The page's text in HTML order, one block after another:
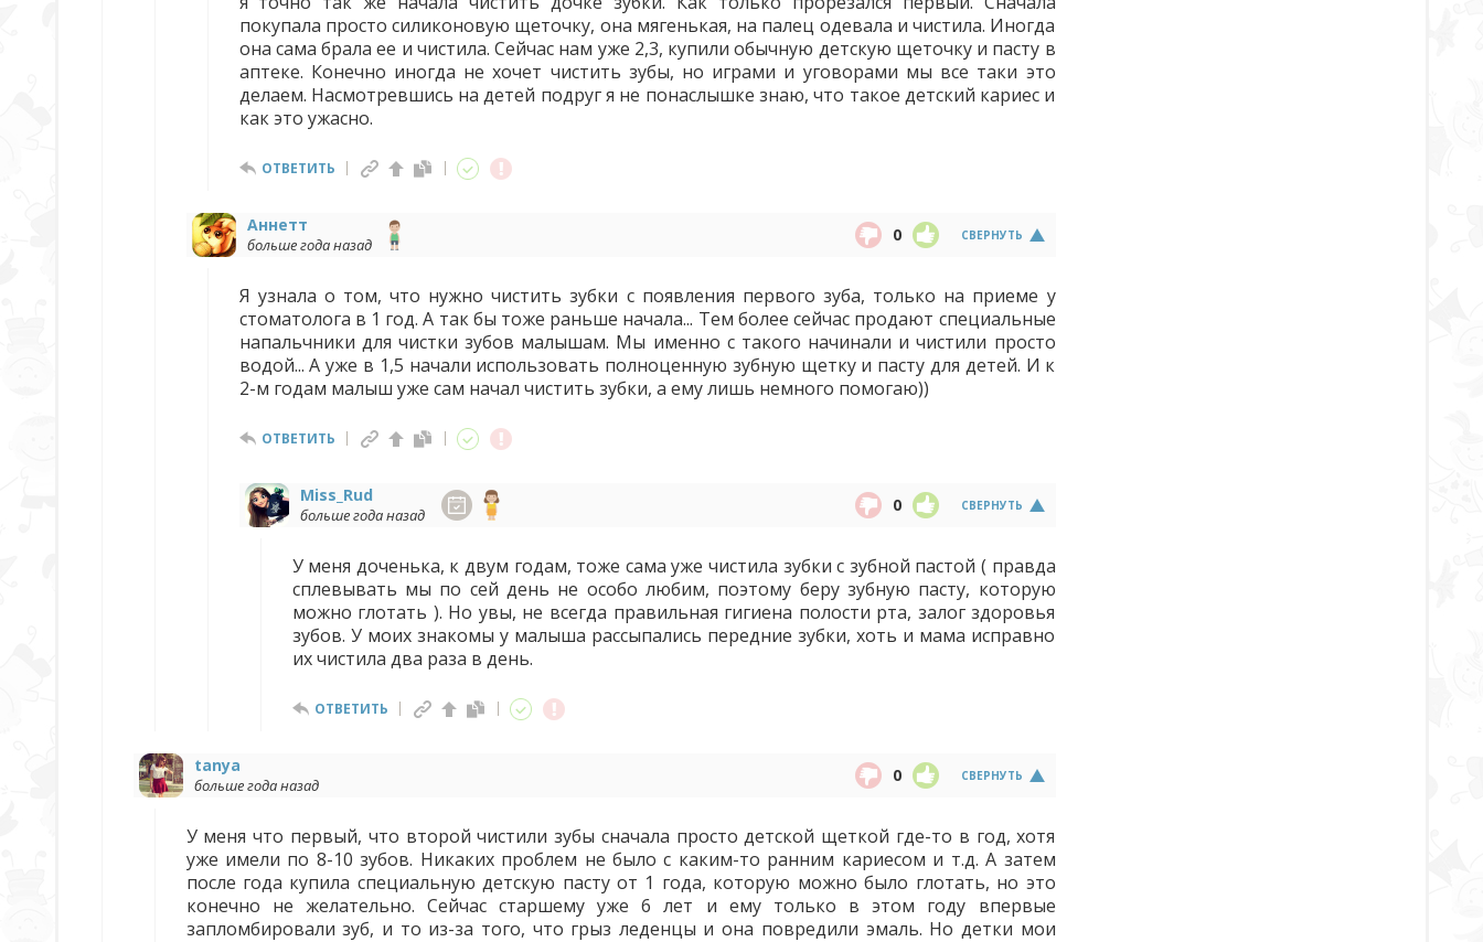
покупала просто силиконовую щеточку, она мягенькая, на палец одевала и чистила. Иногда
она сама брала ее и чистила. Сейчас нам уже 2,3, купили обычную детскую щеточку и пасту в
аптеке. Конечно иногда не хочет чистить зубы, но играми и уговорами мы все таки это
делаем. Насмотревшись на детей подруг я не понаслышке знаю, что такое детский кариес и
как это ужасно.
ОТВЕТИТЬ
Аннетт
больше года назад СВЕРНУТЬ
0
Я узнала о том, что нужно чистить зубки с появления первого зуба, только на приеме у
стоматолога в 1 год. А так бы тоже раньше начала... Тем более сейчас продают специальные
напальчники для чистки зубов малышам. Мы именно с такого начинали и чистили просто
водой... А уже в 1,5 начали использовать полноценную зубную щетку и пасту для детей. И к
2-м годам малыш уже сам начал чистить зубки, а ему лишь немного помогаю))
ОТВЕТИТЬ
Miss_Rud
больше года назад СВЕРНУТЬ
0
У меня доченька, к двум годам, тоже сама уже чистила зубки с зубной пастой ( правда
сплевывать мы по сей день не особо любим, поэтому беру зубную пасту, которую
можно глотать ). Но увы, не всегда правильная гигиена полости рта, залог здоровья
зубов. У моих знакомы у малыша рассыпались передние зубки, хоть и мама исправно
их чистила два раза в день.
ОТВЕТИТЬ
tanya
больше года назад СВЕРНУТЬ
0
У меня что первый, что второй чистили зубы сначала просто детской щеткой где-то в год, хотя
уже имели по 8-10 зубов. Никаких проблем не было с каким-то ранним кариесом и т.д. А затем
после года купила специальную детскую пасту от 1 года, которую можно было глотать, но это
конечно не желательно. Сейчас старшему уже 6 лет и ему только в этом году впервые
запломбировали зуб, и то из-за того, что грыз леденцы и она повредили эмаль. Но детки мои